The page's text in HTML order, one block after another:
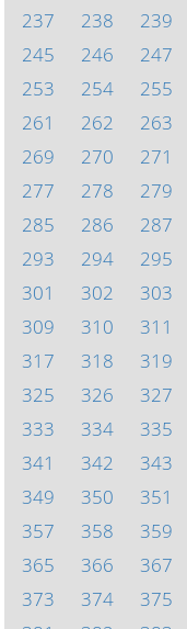
237
238 239
245
246 247
253
254 255
261
262 263
269
270 271
277
278 279
285
286 287
293
294 295
301
302 303
309
310 311
317
318 319
325
326 327
333
334 335
341
342 343
349
350 351
357
358 359
365
366 367
373
374 375